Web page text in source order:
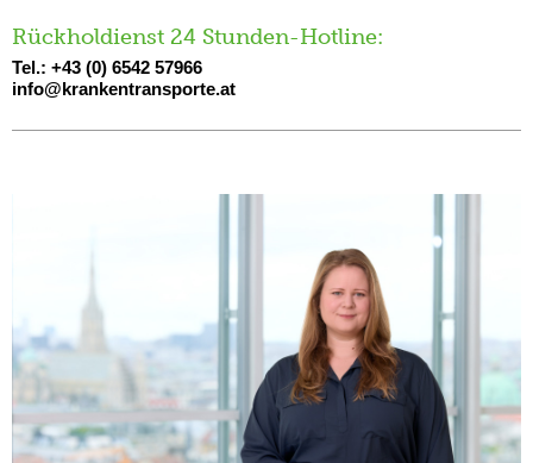
Rückholdienst 24 Stunden-Hotline:
Tel.: +43 (0) 6542 57966
info@krankentransporte.at